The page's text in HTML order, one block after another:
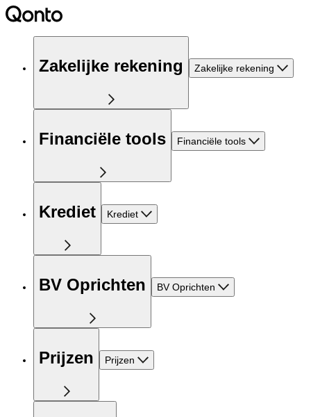
Zakelijke rekening Zakelijke rekening
Financiële tools Financiële tools
Krediet Krediet
BV Oprichten BV Oprichten
Prijzen Prijzen